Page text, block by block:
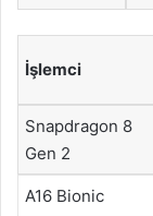
İşlemci
Snapdragon 8
Gen 2
A16 Bionic